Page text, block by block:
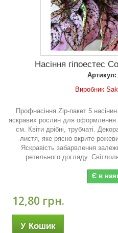
Насіння гіпоестес
Артикул:
Виробник
Профнасіння Zip-пакет 5
яскравих рослин для оформлення
см. Квіти дрібні, трубчаті.
листя, яке рясно вкрите
Яскравість забарвлення
ретельного догляду.
Є в
12,80 грн.
У Кошик